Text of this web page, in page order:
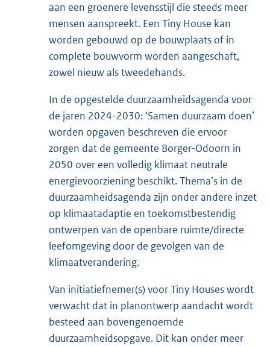
aan een groenere levensstijl die steeds meer
mensen aanspreekt. Een Tiny House kan
worden gebouwd op de bouwplaats of in
complete bouwvorm worden aangeschaft,
zowel nieuw als tweedehands.
In de opgestelde duurzaamheidsagenda voor
de jaren 2024-2030: ‘Samen duurzaam doen’
worden opgaven beschreven die ervoor
zorgen dat de gemeente Borger-Odoorn in
2050 over een volledig klimaat neutrale
energievoorziening beschikt. Thema’s in de
duurzaamheidsagenda zijn onder andere inzet
op klimaatadaptie en toekomstbestendig
ontwerpen van de openbare ruimte/directe
leefomgeving door de gevolgen van de
klimaatverandering.
Van initiatiefnemer(s) voor Tiny Houses wordt
verwacht dat in planontwerp aandacht wordt
besteed aan bovengenoemde
duurzaamheidsopgave. Dit kan onder meer